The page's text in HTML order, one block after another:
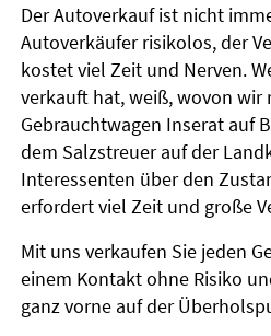
Der Autoverkauf ist nicht
Autoverkäufer risikolos, der
kostet viel Zeit und Nerven.
verkauft hat, weiß, wovon wir
Gebrauchtwagen Inserat auf
dem Salzstreuer auf der
Interessenten über den
erfordert viel Zeit und große
Mit uns verkaufen Sie jeden
einem Kontakt ohne Risiko
ganz vorne auf der